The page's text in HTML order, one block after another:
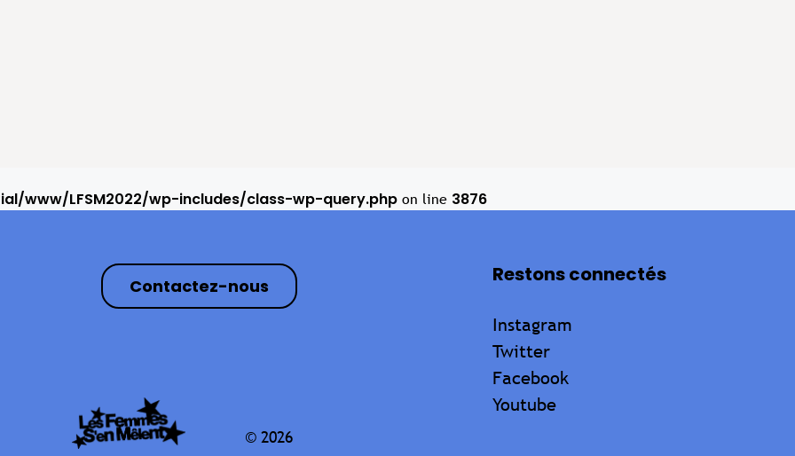
www/LFSM2022/wp-includes/class-wp-query.php on line 3876
Contactez-nous
© 2026
Restons connectés
Instagram
Twitter
Facebook
Youtube